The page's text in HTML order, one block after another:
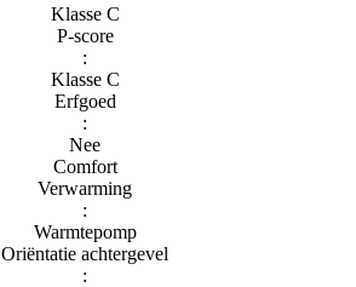
Klasse C
P-score
:
Klasse C
Erfgoed
:
Nee
Comfort
Verwarming
:
Warmtepomp
Oriëntatie achtergevel
: